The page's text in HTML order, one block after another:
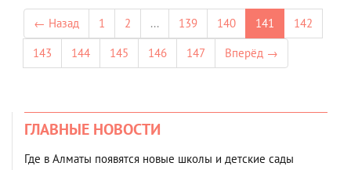
← Назад 1 2 ... 139 140 141
142
143
144 145 146 147 Вперёд →
ГЛАВНЫЕ НОВОСТИ
Где в Алматы появятся новые школы и детские сады